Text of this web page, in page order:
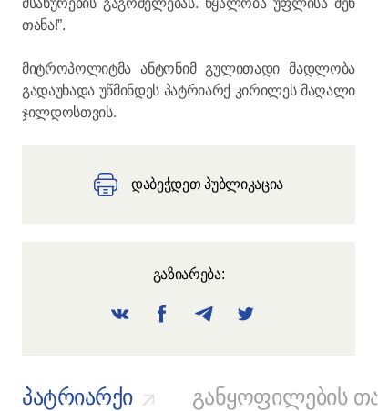
თანა!”.
მიტროპოლიტმა ანტონიმ გულითადი მადლობა
გადაუხადა უწმინდეს პატრიარქ კირილეს მაღალი
ჯილდოსთვის.
დაბეჭდეთ პუბლიკაცია
გაზიარება:
პატრიარქი განყოფილების